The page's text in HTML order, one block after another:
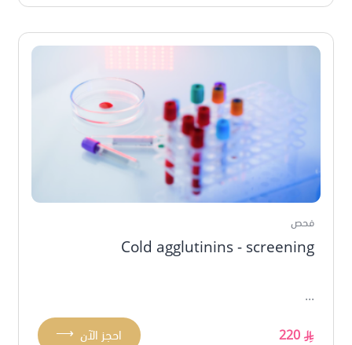
فحص
Cold agglutinins - screening
...
220
⟶ احجز الآن